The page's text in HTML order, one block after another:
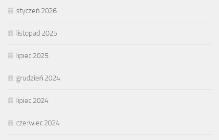
styczeń 2026
listopad 2025
lipiec 2025
grudzień 2024
lipiec 2024
czerwiec 2024